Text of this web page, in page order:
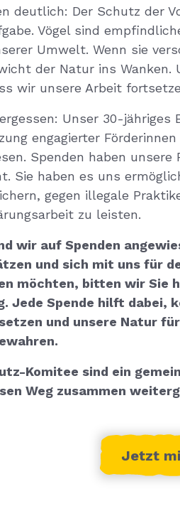
deutlich: Der Schutz der
Vögel sind
Umwelt. Wenn sie
der Natur ins Wanken.
wir unsere Arbeit
Unser 30-jähriges
engagierter
Spenden haben unsere
Sie haben es uns
gegen illegale
zu leisten.
wir auf Spenden
und sich mit uns für
möchten, bitten wir Sie
Jede Spende hilft dabei,
und unsere Natur
Komitee sind ein
Weg zusammen
Jetzt